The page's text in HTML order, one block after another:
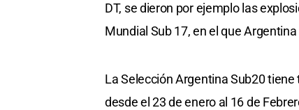
DT, se dieron por ejemplo las
Mundial Sub 17, en el que
La Selección Argentina Sub20
desde el 23 de enero al 16 de